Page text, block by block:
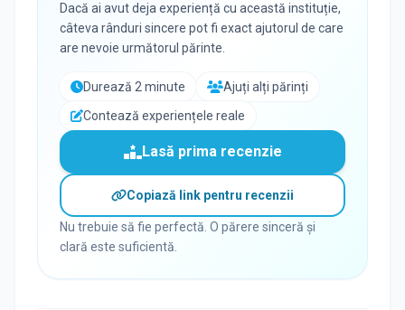
Dacă ai avut deja experiență cu această instituție,
câteva rânduri sincere pot fi exact ajutorul de care
are nevoie următorul părinte.
Durează 2 minute
Ajuți alți părinți
Contează experiențele reale
Lasă prima recenzie
Copiază link pentru recenzii
Nu trebuie să fie perfectă. O părere sinceră și
clară este suficientă.